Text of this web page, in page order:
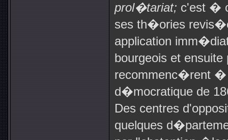
prol�tariat; c'est �
ses th�ories
application
bourgeois et
recommenc�rent
d�mocratique de
Des centres
quelques